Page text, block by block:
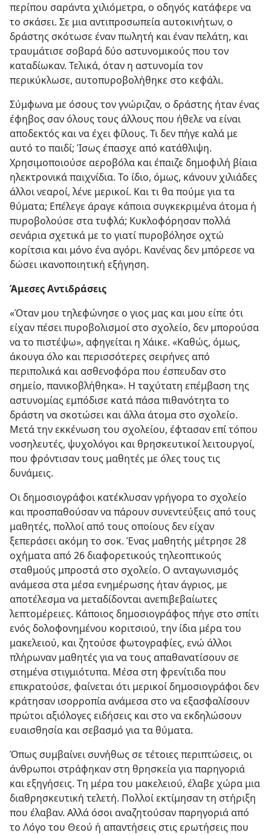
περίπου σαράντα χιλιόμετρα, ο οδηγός κατάφερε να
το σκάσει. Σε μια αντιπροσωπεία αυτοκινήτων, ο
δράστης σκότωσε έναν πωλητή και έναν πελάτη, και
τραυμάτισε σοβαρά δύο αστυνομικούς που τον
καταδίωκαν. Τελικά, όταν η αστυνομία τον
περικύκλωσε, αυτοπυροβολήθηκε στο κεφάλι.
Σύμφωνα με όσους τον γνώριζαν, ο δράστης ήταν ένας
έφηβος σαν όλους τους άλλους που ήθελε να είναι
αποδεκτός και να έχει φίλους. Τι δεν πήγε καλά με
αυτό το παιδί; Ίσως έπασχε από κατάθλιψη.
Χρησιμοποιούσε αεροβόλα και έπαιζε δημοφιλή βίαια
ηλεκτρονικά παιχνίδια. Το ίδιο, όμως, κάνουν χιλιάδες
άλλοι νεαροί, λένε μερικοί. Και τι θα πούμε για τα
θύματα; Επέλεγε άραγε κάποια συγκεκριμένα άτομα ή
πυροβολούσε στα τυφλά; Κυκλοφόρησαν πολλά
σενάρια σχετικά με το γιατί πυροβόλησε οχτώ
κορίτσια και μόνο ένα αγόρι. Κανένας δεν μπόρεσε να
δώσει ικανοποιητική εξήγηση.
Άμεσες Αντιδράσεις
«Όταν μου τηλεφώνησε ο γιος μας και μου είπε ότι
είχαν πέσει πυροβολισμοί στο σχολείο, δεν μπορούσα
να το πιστέψω», αφηγείται η Χάικε. «Καθώς, όμως,
άκουγα όλο και περισσότερες σειρήνες από
περιπολικά και ασθενοφόρα που έσπευδαν στο
σημείο, πανικοβλήθηκα». Η ταχύτατη επέμβαση της
αστυνομίας εμπόδισε κατά πάσα πιθανότητα το
δράστη να σκοτώσει και άλλα άτομα στο σχολείο.
Μετά την εκκένωση του σχολείου, έφτασαν επί τόπου
νοσηλευτές, ψυχολόγοι και θρησκευτικοί λειτουργοί,
που φρόντισαν τους μαθητές με όλες τους τις
δυνάμεις.
Οι δημοσιογράφοι κατέκλυσαν γρήγορα το σχολείο
και προσπαθούσαν να πάρουν συνεντεύξεις από τους
μαθητές, πολλοί από τους οποίους δεν είχαν
ξεπεράσει ακόμη το σοκ. Ένας μαθητής μέτρησε 28
οχήματα από 26 διαφορετικούς τηλεοπτικούς
σταθμούς μπροστά στο σχολείο. Ο ανταγωνισμός
ανάμεσα στα μέσα ενημέρωσης ήταν άγριος, με
αποτέλεσμα να μεταδίδονται ανεπιβεβαίωτες
λεπτομέρειες. Κάποιος δημοσιογράφος πήγε στο σπίτι
ενός δολοφονημένου κοριτσιού, την ίδια μέρα του
μακελειού, και ζητούσε φωτογραφίες, ενώ άλλοι
πλήρωναν μαθητές για να τους απαθανατίσουν σε
στημένα στιγμιότυπα. Μέσα στη φρενίτιδα που
επικρατούσε, φαίνεται ότι μερικοί δημοσιογράφοι δεν
κράτησαν ισορροπία ανάμεσα στο να εξασφαλίσουν
πρώτοι αξιόλογες ειδήσεις και στο να εκδηλώσουν
ευαισθησία και σεβασμό για τα θύματα.
Όπως συμβαίνει συνήθως σε τέτοιες περιπτώσεις, οι
άνθρωποι στράφηκαν στη θρησκεία για παρηγοριά
και εξηγήσεις. Τη μέρα του μακελειού, έλαβε χώρα μια
διαθρησκευτική τελετή. Πολλοί εκτίμησαν τη στήριξη
που έλαβαν. Αλλά όσοι αναζητούσαν παρηγοριά από
το Λόγο του Θεού ή απαντήσεις στις ερωτήσεις που